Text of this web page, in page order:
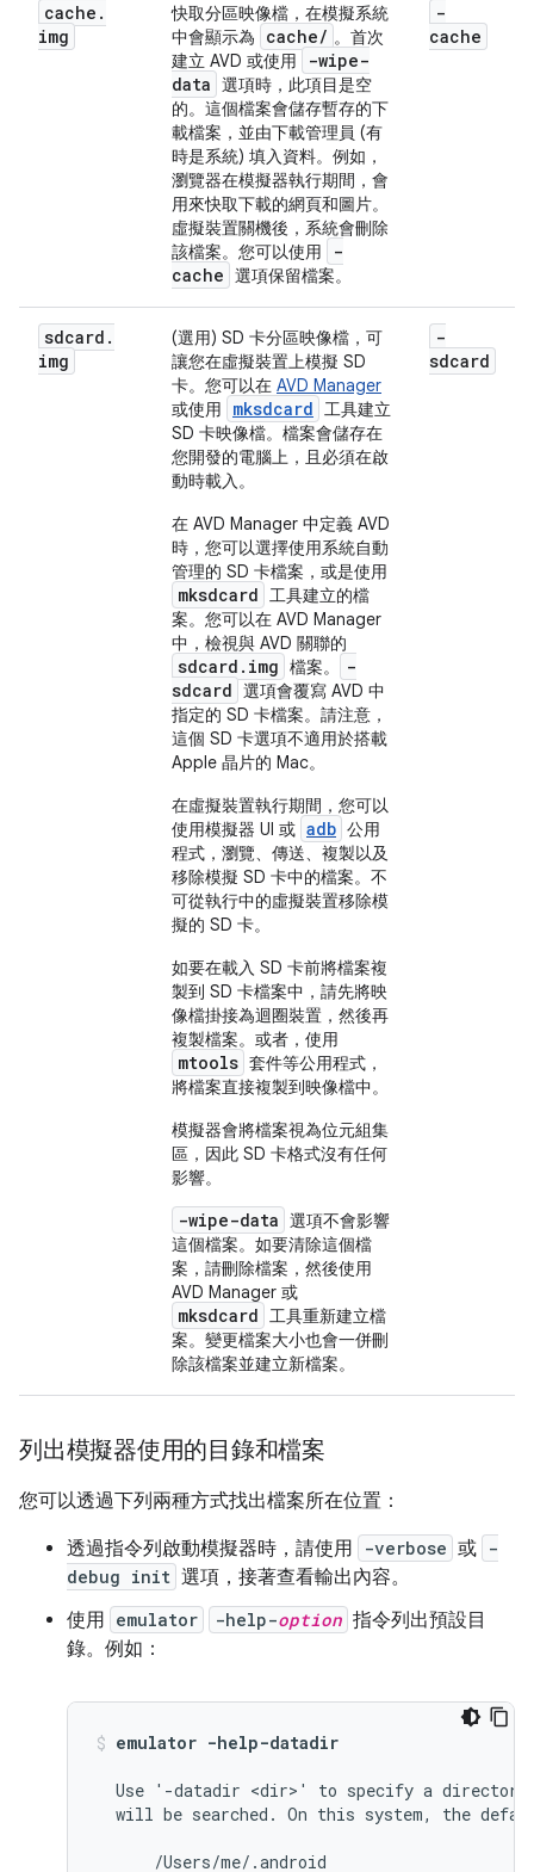
cache .
img
快取分區映像檔，在模擬系統
中會顯示為
cache/ 。首次
建立 AVD 或使用
-wipe-
data 選項時，此項目是空
的。這個檔案會儲存暫存的下
載檔案，並由下載管理員 (有
時是系統) 填入資料。例如，
瀏覽器在模擬器執行期間，會
用來快取下載的網頁和圖片。
虛擬裝置關機後，系統會刪除
該檔案。您可以使用
-
cache 選項保留檔案。
-
cache
sdcard .
img
(選用) SD 卡分區映像檔，可
讓您在虛擬裝置上模擬 SD
卡。您可以在 AVD Manager
或使用
mksdcard 工具建立
SD 卡映像檔。檔案會儲存在
您開發的電腦上，且必須在啟
動時載入。
在 AVD Manager 中定義 AVD
時，您可以選擇使用系統自動
管理的 SD 卡檔案，或是使用
mksdcard 工具建立的檔
案。您可以在 AVD Manager
中，檢視與 AVD 關聯的
sdcard.img 檔案。
-
sdcard 選項會覆寫 AVD 中
指定的 SD 卡檔案。請注意，
這個 SD 卡選項不適用於搭載
Apple 晶片的 Mac。
在虛擬裝置執行期間，您可以
使用模擬器 UI 或 adb 公用
程式，瀏覽、傳送、複製以及
移除模擬 SD 卡中的檔案。不
可從執行中的虛擬裝置移除模
擬的 SD 卡。
如要在載入 SD 卡前將檔案複
製到 SD 卡檔案中，請先將映
像檔掛接為迴圈裝置，然後再
複製檔案。或者，使用
mtools 套件等公用程式，
將檔案直接複製到映像檔中。
模擬器會將檔案視為位元組集
區，因此 SD 卡格式沒有任何
影響。
-wipe-data 選項不會影響
這個檔案。如要清除這個檔
案，請刪除檔案，然後使用
AVD Manager 或
mksdcard 工具重新建立檔
案。變更檔案大小也會一併刪
除該檔案並建立新檔案。
-
sdcard
列出模擬器使用的目錄和檔案
您可以透過下列兩種方式找出檔案所在位置：
透過指令列啟動模擬器時，請使用
-verbose 或 -
debug init 選項，接著查看輸出內容。
使用 emulator -help-option 指令列出預設目
錄。例如：
emulator -help-datadir
Use '-datadir <dir>' to specify a
will be searched. On this system, the
      /Users/me/.android